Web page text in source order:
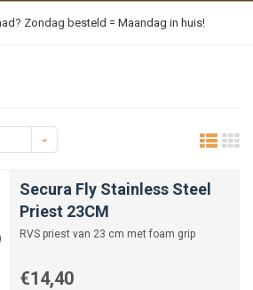
Zondag besteld = Maandag in huis!
Secura Fly Stainless Steel
Priest 23CM
RVS priest van 23 cm met foam grip
€14,40